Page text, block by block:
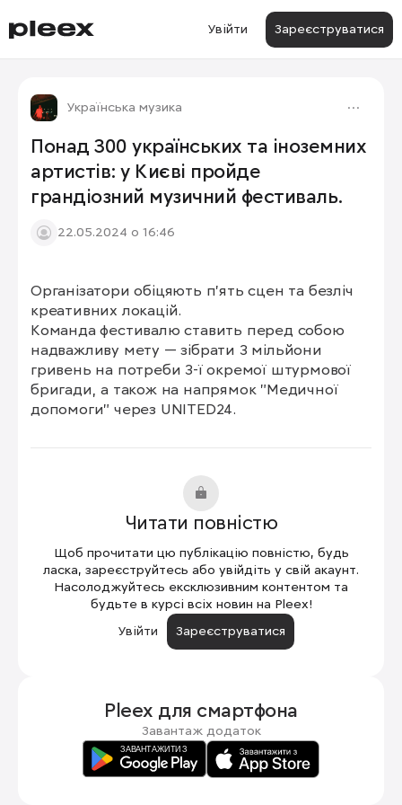
Увійти Зареєструватися
Українська музика
Понад 300 українських та іноземних
артистів: у Києві пройде
грандіозний музичний фестиваль.
22.05.2024 о 16:46
Організатори обіцяють п’ять сцен та безліч
креативних локацій.
Команда фестивалю ставить перед собою
надважливу мету — зібрати 3 мільйони
гривень на потреби 3-ї окремої штурмової
бригади, а також на напрямок "Медичної
допомоги" через UNITED24.
Читати повністю
Щоб прочитати цю публікацію повністю, будь
ласка, зареєструйтесь або увійдіть у свій акаунт.
Насолоджуйтесь ексклюзивним контентом та
будьте в курсі всіх новин на Pleex!
Увійти
Зареєструватися
Pleex для смартфона
Завантаж додаток